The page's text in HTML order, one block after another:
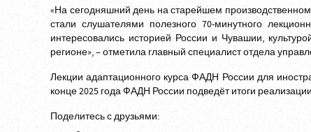
«На сегодняшний день на старейшем
стали слушателями полезного 70-минутного
интересовались историей России и Чувашии,
регионе», – отметила главный специалист отдела
Лекции адаптационного курса ФАДН России для
конце 2025 года ФАДН России подведёт итоги
Поделитесь с друзьями: